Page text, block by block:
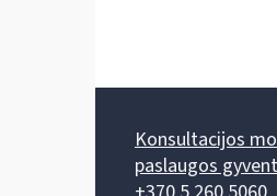
Konsultacijos
paslaugos